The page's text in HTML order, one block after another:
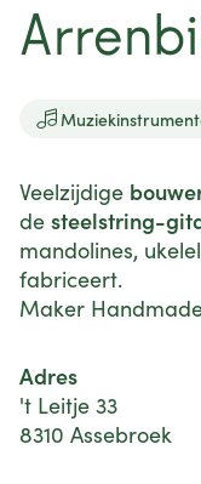

Veelzijdige
de steelstring-
mandolines,
fabriceert.
Maker
Adres
't Leitje 33
8310 Assebroek